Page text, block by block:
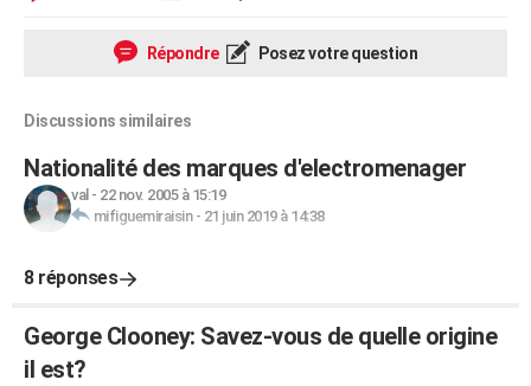
Répondre Posez votre question
Discussions similaires
Nationalité des marques d'electromenager
val - 22 nov. 2005 à 15:19
mifiguemiraisin- 21 juin 2019 à 14:38
8 réponses
George Clooney: Savez-vous de quelle origine
il est?